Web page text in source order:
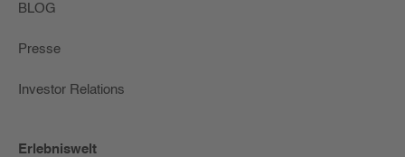
BLOG
Presse
Investor Relations
Erlebniswelt